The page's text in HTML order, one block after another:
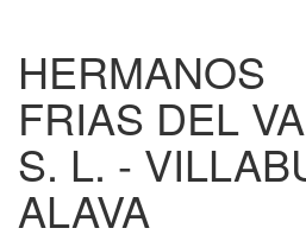
HERMANOS
FRIAS DEL
S. L. -
ALAVA